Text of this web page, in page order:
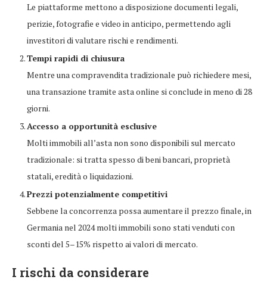
Le piattaforme mettono a disposizione documenti legali,
perizie, fotografie e video in anticipo, permettendo agli
investitori di valutare rischi e rendimenti.
Tempi rapidi di chiusura
Mentre una compravendita tradizionale può richiedere mesi,
una transazione tramite asta online si conclude in meno di 28
giorni.
Accesso a opportunità esclusive
Molti immobili all’asta non sono disponibili sul mercato
tradizionale: si tratta spesso di beni bancari, proprietà
statali, eredità o liquidazioni.
Prezzi potenzialmente competitivi
Sebbene la concorrenza possa aumentare il prezzo finale, in
Germania nel 2024 molti immobili sono stati venduti con
sconti del 5–15% rispetto ai valori di mercato.
I rischi da considerare